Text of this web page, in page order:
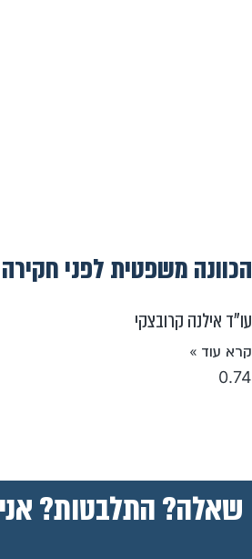
הכוונה משפטית לפני חקירה
עו"ד אילנה קרובצקי
קרא עוד »
שאלה? התלבטות?